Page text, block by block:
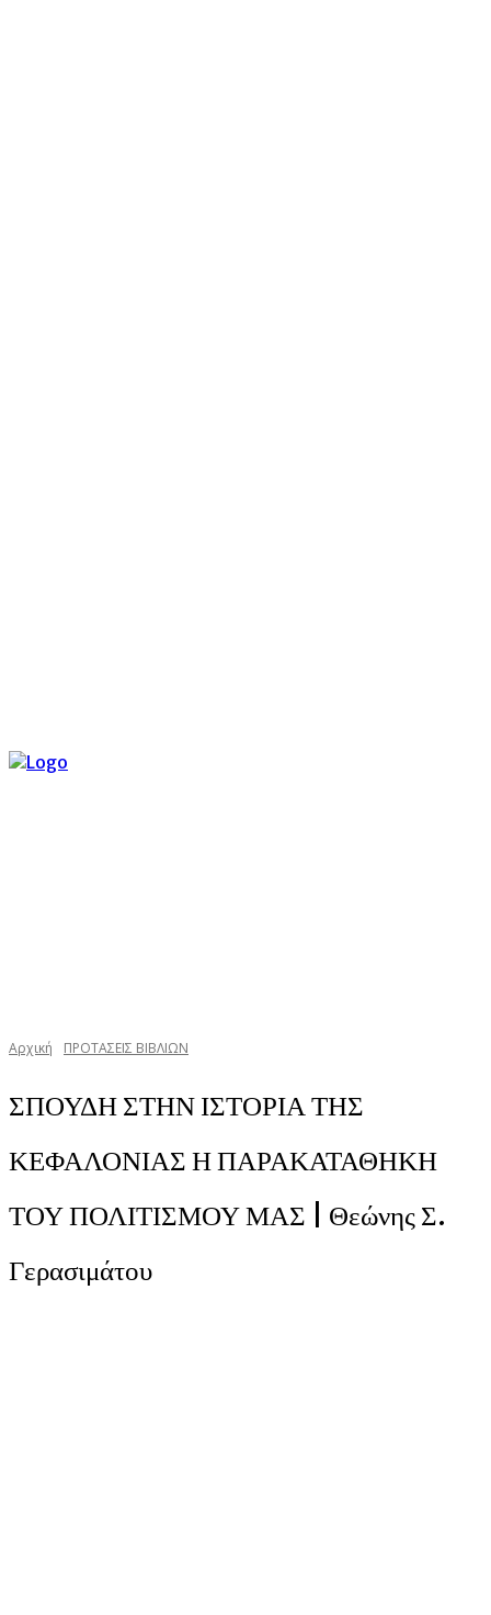
Αρχική ΠΡΟΤΑΣΕΙΣ ΒΙΒΛΙΩΝ
ΣΠΟΥΔΗ ΣΤΗΝ ΙΣΤΟΡΙΑ ΤΗΣ
ΚΕΦΑΛΟΝΙΑΣ Η ΠΑΡΑΚΑΤΑΘΗΚΗ
ΤΟΥ ΠΟΛΙΤΙΣΜΟΥ ΜΑΣ | Θεώνης Σ.
Γερασιμάτου